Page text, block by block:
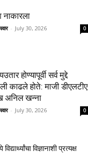
नाकारला
- July 30, 2026 0
होण्यापूर्वी सर्व मुद्दे
काढले होते: माजी डीएलटीए
अनिल खन्ना
- July 30, 2026 0
विज्ञानाशी प्रत्यक्ष